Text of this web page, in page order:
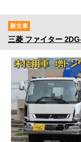
新古車
三菱 ファイター